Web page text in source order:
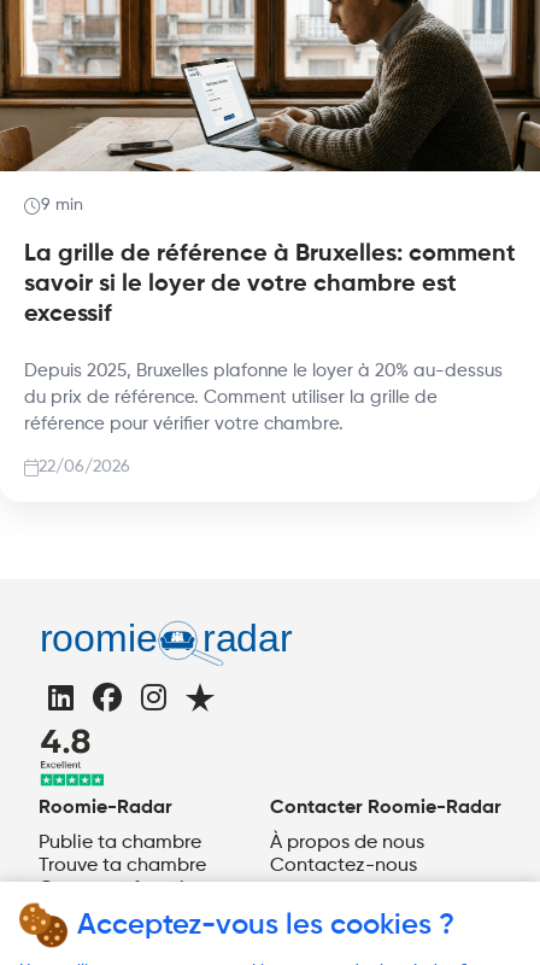
Acceptez-vous les cookies ?
9 min
La grille de référence à Bruxelles: comment
savoir si le loyer de votre chambre est
excessif
Depuis 2025, Bruxelles plafonne le loyer à 20% au-dessus
du prix de référence. Comment utiliser la grille de
référence pour vérifier votre chambre.
22/06/2026
Roomie-Radar
Publie ta chambre
Trouve ta chambre
Roomie-Radar ?
Contacter Roomie-Radar
À propos de nous
Contactez-nous
FR